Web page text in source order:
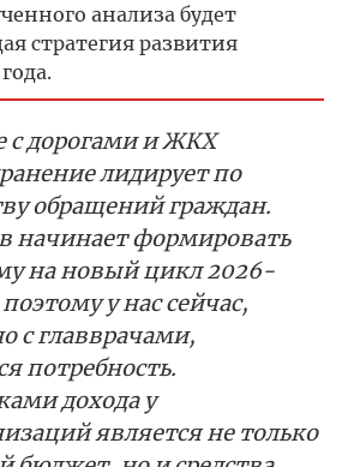
анализа будет
стратегия развития
с дорогами и ЖКХ
лидирует по
обращений граждан.
начинает формировать
на новый цикл 2026-
у нас сейчас,
с главврачами,
потребность.
дохода у
является не только